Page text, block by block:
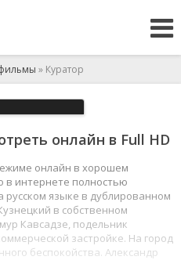
» Куратор
онлайн в Full HD
онлайн в хорошем
в интернете полностью
русском языке в дублированном
в собственном
Кавсадзе, подельник
застройке. На город
беспокойства. Александр